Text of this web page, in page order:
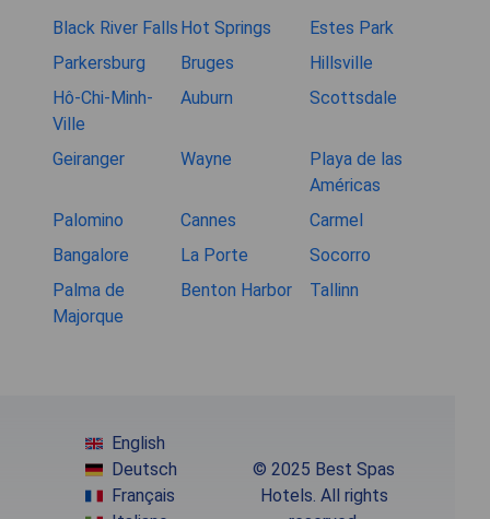
Black River Falls Hot Springs
Estes Park
Parkersburg
Bruges
Hillsville
Hô-Chi-Minh-
Ville
Auburn Scottsdale
Geiranger Wayne
Playa de las
Américas
Palomino
Cannes
Carmel
Bangalore
La Porte
Socorro
Palma de
Majorque
Benton Harbor Tallinn
English
Deutsch
Français
© 2025 Best Spas
Hotels. All rights